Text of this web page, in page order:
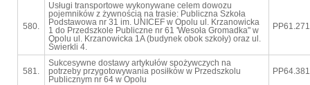
580.
Usługi transportowe wykonywane celem dowozu
pojemników z żywnością na trasie: Publiczna Szkoła
Podstawowa nr 31 im. UNICEF w Opolu ul. Krzanowicka
1 do Przedszkole Publiczne nr 61 'Wesoła Gromadka" w
Opolu ul. Krzanowicka 1A (budynek obok szkoły) oraz ul.
Świerkli 4.
581.
Sukcesywne dostawy artykułów spożywczych na
potrzeby przygotowywania posiłków w Przedszkolu
Publicznym nr 64 w Opolu